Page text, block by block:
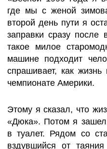
где мы с женой
второй день пути я
заправки сразу после
такое милое
машине подходит
спрашивает, как
чемпионате Америки.
Этому я сказал, что
«Дюка». Потом я зашел
в туалет. Рядом со
вздувшийся от